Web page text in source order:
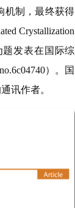
机制，最终获得
Crystallization
题发表在国际综
）。国
讯作者。